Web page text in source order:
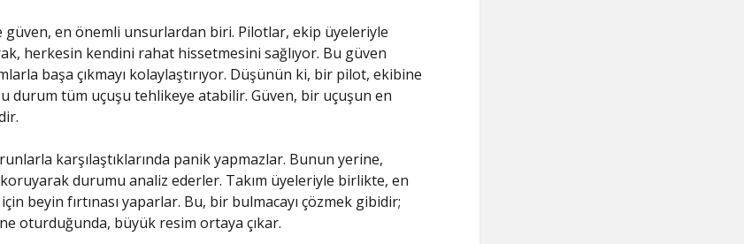
güven, en önemli unsurlardan biri. Pilotlar, ekip üyeleriyle
herkesin kendini rahat hissetmesini sağlıyor. Bu güven
başa çıkmayı kolaylaştırıyor. Düşünün ki, bir pilot, ekibine
durum tüm uçuşu tehlikeye atabilir. Güven, bir uçuşun en
karşılaştıklarında panik yapmazlar. Bunun yerine,
koruyarak durumu analiz ederler. Takım üyeleriyle birlikte, en
beyin fırtınası yaparlar. Bu, bir bulmacayı çözmek gibidir;
oturduğunda, büyük resim ortaya çıkar.